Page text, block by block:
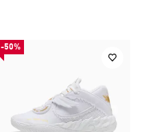
-50%